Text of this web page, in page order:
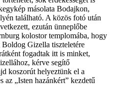
másolata Bodajkon,
található. A közös fotó után
ezután ünneplőbe
kolostor templomába, hogy
Gizella tiszteletére
fogadtak itt is minket,
kérve segítő
koszorút helyeztünk el a
az „Isten hazánkért” kezdetű